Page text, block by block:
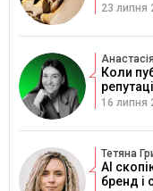
23 липня
Коли
16 липня
Тетяна
AI
бренд і